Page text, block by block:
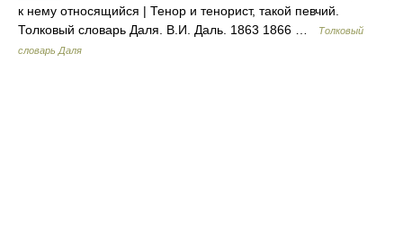
к нему относящийся | Тенор и тенорист, такой певчий.
Толковый словарь Даля. В.И. Даль. 1863 1866 …
Толковый
словарь Даля